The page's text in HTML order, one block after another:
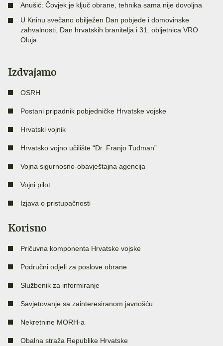
Anušić: Čovjek je ključ obrane, tehnika sama nije dovoljna
U Kninu svečano obilježen Dan pobjede i domovinske
zahvalnosti, Dan hrvatskih branitelja i 31. obljetnica VRO
Oluja
Izdvajamo
OSRH
Postani pripadnik pobjedničke Hrvatske vojske
Hrvatski vojnik
Hrvatsko vojno učilište “Dr. Franjo Tuđman”
Vojna sigurnosno-obavještajna agencija
Vojni pilot
Izjava o pristupačnosti
Korisno
Pričuvna komponenta Hrvatske vojske
Područni odjeli za poslove obrane
Službenik za informiranje
Savjetovanje sa zainteresiranom javnošću
Nekretnine MORH-a
Obalna straža Republike Hrvatske